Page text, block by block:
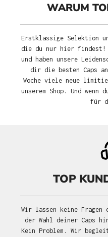
WARUM
Erstklassige Selektion
die du nur hier findest!
und haben unsere
dir die besten Caps
Woche viele neue
unserem Shop. Und
für
TOP
Wir lassen keine
der Wahl deiner Caps
Kein Problem. Wir